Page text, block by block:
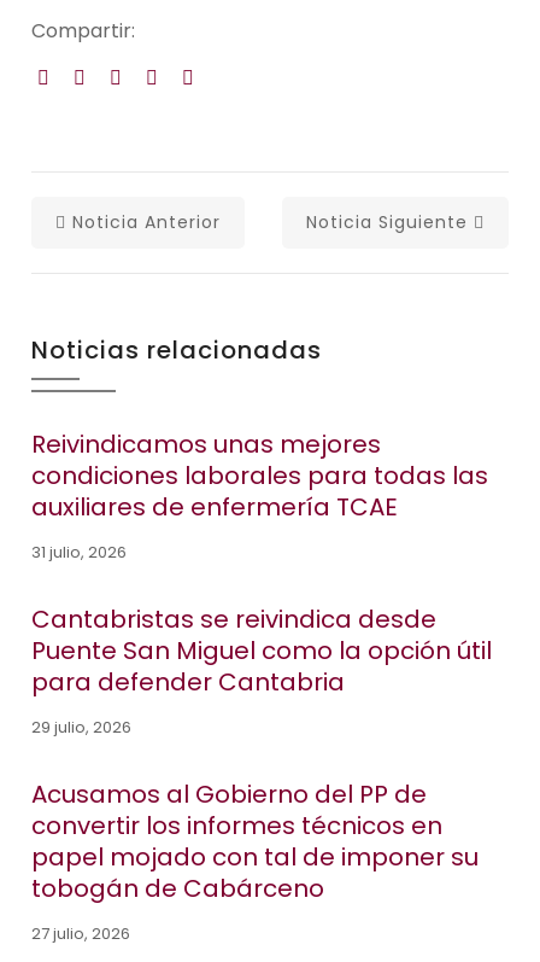
Compartir:
Noticia Anterior Noticia Siguiente
Noticias relacionadas
Reivindicamos unas mejores
condiciones laborales para todas las
auxiliares de enfermería TCAE
31 julio, 2026
Cantabristas se reivindica desde
Puente San Miguel como la opción útil
para defender Cantabria
29 julio, 2026
Acusamos al Gobierno del PP de
convertir los informes técnicos en
papel mojado con tal de imponer su
tobogán de Cabárceno
27 julio, 2026